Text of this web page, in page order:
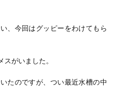
、今回はグッピーをわけてもら
スがいました。
たのですが、つい最近水槽の中